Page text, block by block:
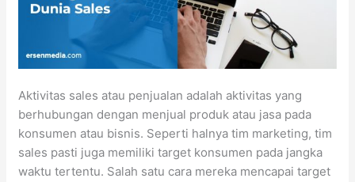
Aktivitas sales atau penjualan adalah aktivitas yang
berhubungan dengan menjual produk atau jasa pada
konsumen atau bisnis. Seperti halnya tim marketing, tim
sales pasti juga memiliki target konsumen pada jangka
waktu tertentu. Salah satu cara mereka mencapai target